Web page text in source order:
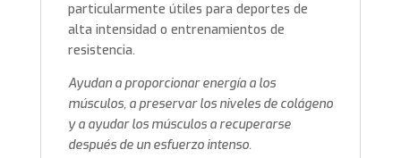
particularmente útiles para deportes de
alta intensidad o entrenamientos de
resistencia.
Ayudan a proporcionar energía a los
músculos, a preservar los niveles de colágeno
y a ayudar los músculos a recuperarse
después de un esfuerzo intenso.